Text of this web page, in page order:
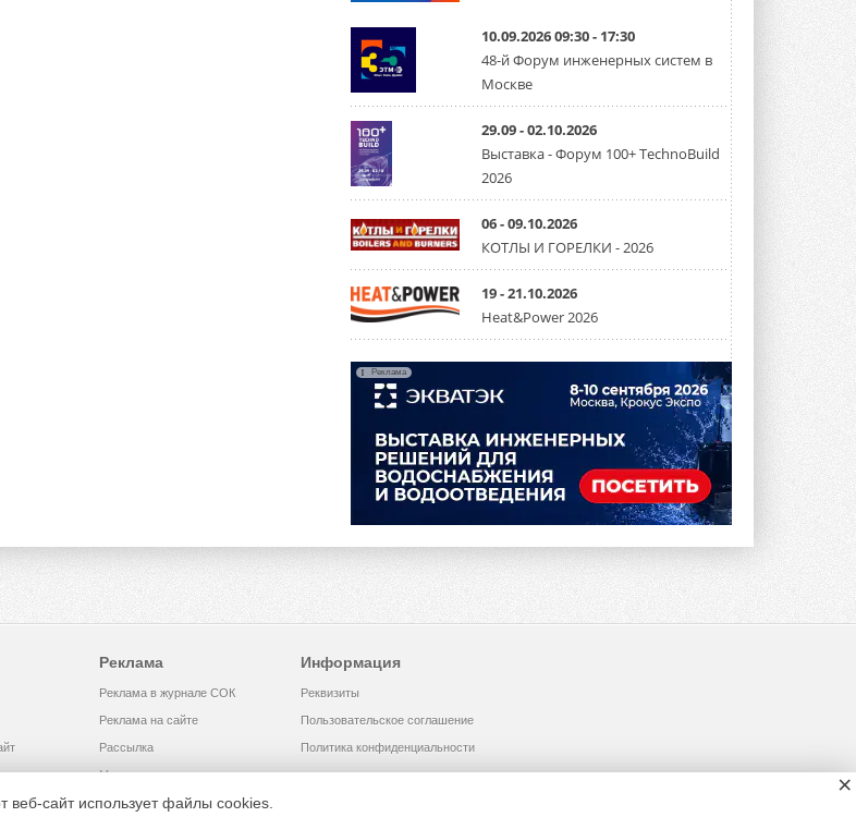
10.09.2026 09:30 - 17:30
48-й Форум инженерных систем в
Москве
29.09 - 02.10.2026
Выставка - Форум 100+ TechnoBuild
2026
06 - 09.10.2026
КОТЛЫ И ГОРЕЛКИ - 2026
19 - 21.10.2026
Heat&Power 2026
Реклама
Реклама
Реклама в журнале СОК
Реклама на сайте
Рассылка
Медиакит
Информация
Реквизиты
Пользовательское соглашение
Политика конфиденциальности
веб-сайт использует файлы cookies.
×